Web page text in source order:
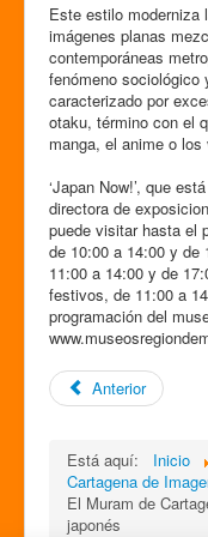
Este estilo moderniza
imágenes planas
contemporáneas
fenómeno sociológico
caracterizado por
otaku, término con el
manga, el anime o los
‘Japan Now!’, que
directora de
puede visitar hasta el
de 10:00 a 14:00 y de
11:00 a 14:00 y de
festivos, de 11:00 a
programación del
Anterior
Está aquí: Inicio
Cartagena de
El Muram de
japonés